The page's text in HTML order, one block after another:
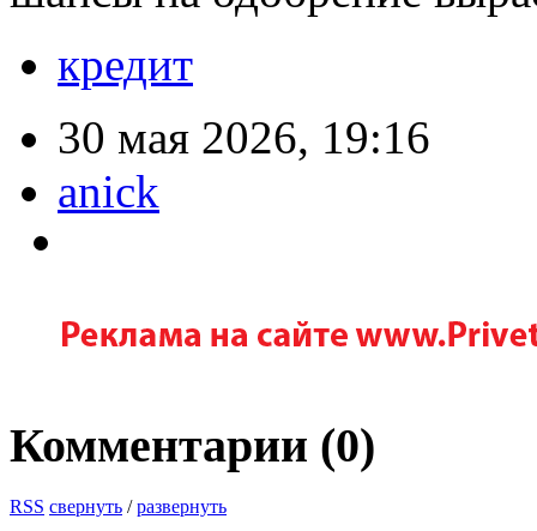
кредит
30 мая 2026, 19:16
anick
Комментарии (0)
RSS свернуть /развернуть